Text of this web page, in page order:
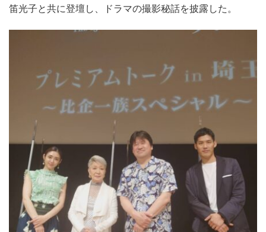
笛光子と共に登壇し、ドラマの撮影秘話を披露した。